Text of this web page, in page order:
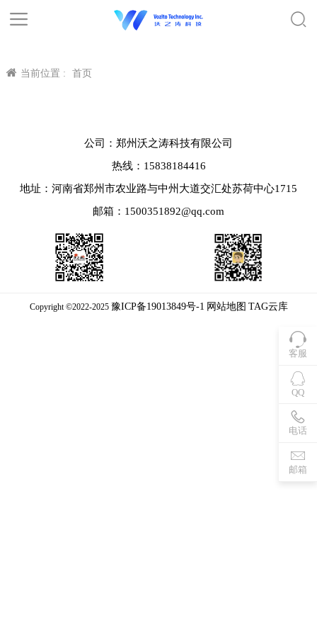
当前位置 : 首页
客服
QQ
电话
邮箱
公司：郑州沃之涛科技有限公司
热线：15838184416
地址：河南省郑州市农业路与中州大道交汇处苏荷中心1715
邮箱：1500351892@qq.com
Copyright ©2022-2025 豫ICP备19013849号-1 网站地图 TAG云库